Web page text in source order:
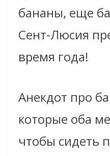
бананы, еще
Сент-Люсия
время года!
Анекдот про
которые оба
чтобы сидеть